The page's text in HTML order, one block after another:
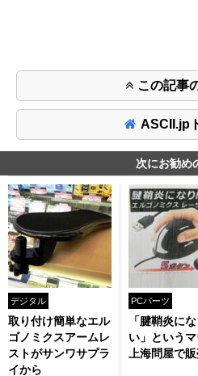
この記事
ASCII.jp
次にお勧め
デジタル
取り付け簡単なエル
ゴノミクスアームレ
ストがサンワサプラ
イから
PCパーツ
「腱鞘炎に
い」という
上海問屋で